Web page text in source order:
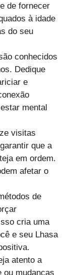
de fornecer
à idade
do seu
conhecidos
Dedique
e
mental
visitas
que a
em ordem.
afetar o
de
cria uma
e seu Lhasa
atento a
ou mudanças